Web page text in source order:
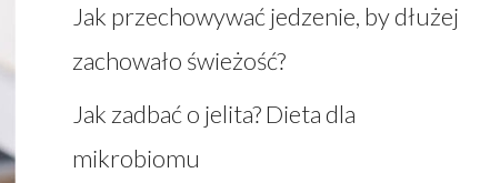
Jak przechowywać jedzenie, by dłużej
zachowało świeżość?
Jak zadbać o jelita? Dieta dla
mikrobiomu